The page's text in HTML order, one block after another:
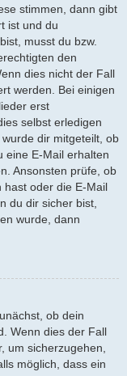
stimmen, dann gibt
ist und du
musst du bzw.
den
dies nicht der Fall
werden. Bei einigen
erst
selbst erledigen
dir mitgeteilt, ob
eine E-Mail erhalten
Ansonsten prüfe, ob
hast oder die E-Mail
du dir sicher bist,
wurde, dann
ob dein
Wenn dies der Fall
um sicherzugehen,
möglich, dass ein